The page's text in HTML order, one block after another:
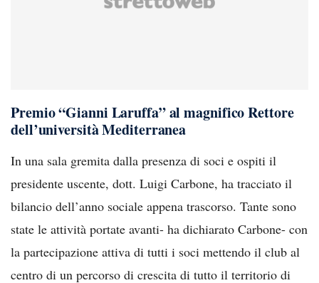
Premio “Gianni Laruffa” al magnifico Rettore
dell’università Mediterranea
In una sala gremita dalla presenza di soci e ospiti il
presidente uscente, dott. Luigi Carbone, ha tracciato il
bilancio dell’anno sociale appena trascorso. Tante sono
state le attività portate avanti- ha dichiarato Carbone- con
la partecipazione attiva di tutti i soci mettendo il club al
centro di un percorso di crescita di tutto il territorio di